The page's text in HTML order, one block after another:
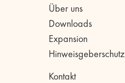
Über uns
Downloads
Expansion
Hinweisgeberschutz
Kontakt